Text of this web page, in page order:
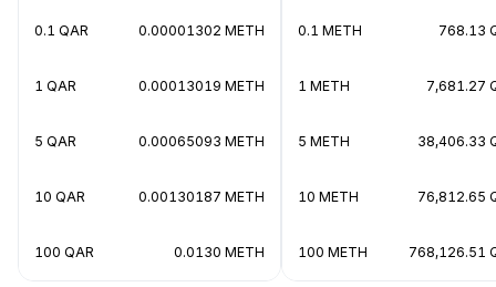
0.1 QAR 0.00001302 METH
1 QAR 0.00013019 METH
5 QAR 0.00065093 METH
10 QAR 0.00130187 METH
100 QAR 0.0130 METH
0.1 METH 768.13
1 METH 7,681.27
5 METH 38,406.33
10 METH 76,812.65
100 METH 768,126.51